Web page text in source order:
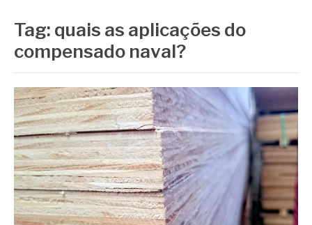
Tag: quais as aplicações do
compensado naval?